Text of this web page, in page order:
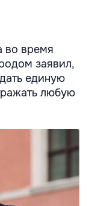
во время
заявил,
единую
любую